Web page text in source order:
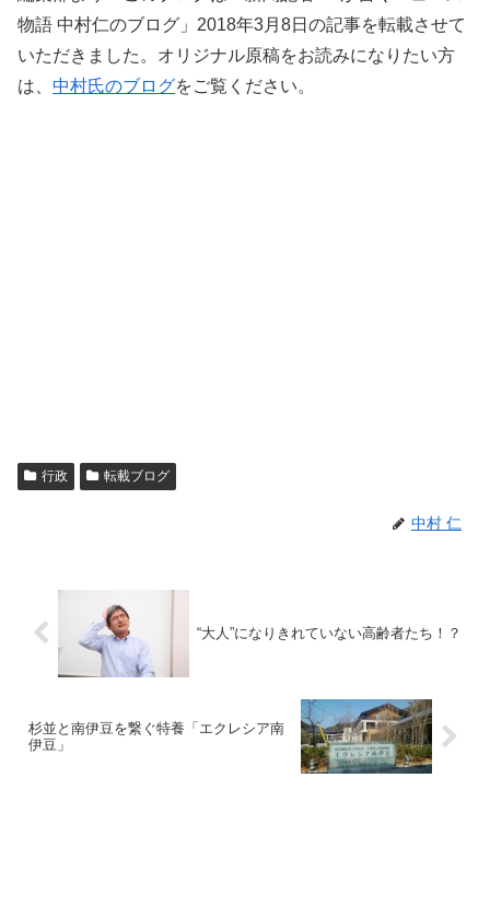
物語 中村仁のブログ」2018年3月8日の記事を転載させて
いただきました。オリジナル原稿をお読みになりたい方
は、 中村氏のブログをご覧ください。
行政 転載ブログ
中村 仁
“大人”になりきれていない高齢者たち！？
杉並と南伊豆を繋ぐ特養「エクレシア南
伊豆」